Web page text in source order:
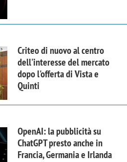
Criteo di nuovo al centro
dell'interesse del mercato
dopo l'offerta di Vista e
Quinti
OpenAI: la pubblicità su
ChatGPT presto anche in
Francia, Germania e Irlanda